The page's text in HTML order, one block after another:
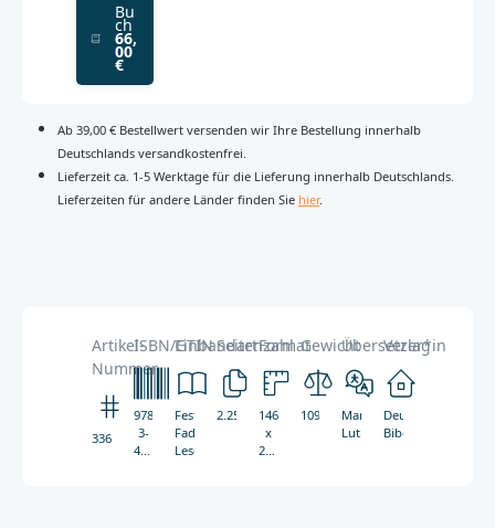
Bu
ch
66,
00
€
Ab 39,00 € Bestellwert versenden wir Ihre Bestellung innerhalb
Deutschlands versandkostenfrei.
Lieferzeit ca. 1-5 Werktage für die Lieferung innerhalb Deutschlands.
Lieferzeiten für andere Länder finden Sie hier.
Artikel-
Nummer
3369
ISBN/GTIN
978-
3-
438-
Einbandart
Festeinband,
Fadenheftung,
Leseband
Seitenzahl
2.250
Format
146
x
227
Gewicht
1090g
Übersetzer*in
Martin
Luther
Verlag
Deutsche
Bibelgesellschaft